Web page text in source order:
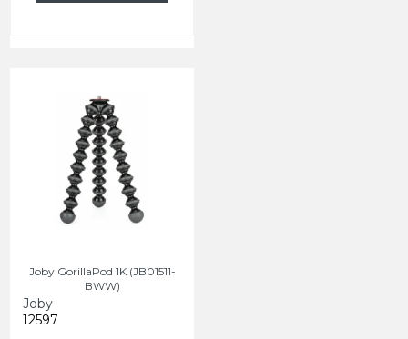
Joby GorillaPod 1K (JB01511-
BWW)
Joby
12597